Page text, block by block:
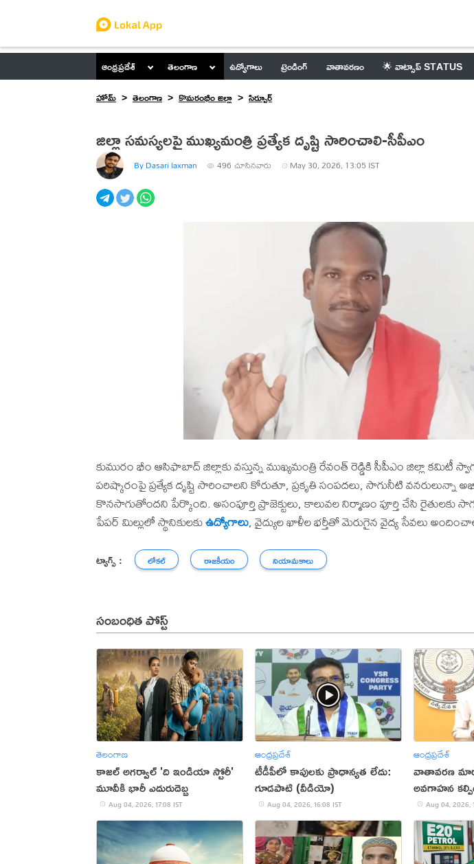
ఆంధ్రప్రదేశ్ తెలంగాణ ఉద్యోగాలు ట్రెండింగ్ వాతావరణం 🌟 వాట్సాప్ STATUS
హోమ్
తెలంగాణ కొమరంభీం జిల్లా సిర్పూర్
జిల్లా సమస్యలపై ముఖ్యమంత్రి ప్రత్యేక దృష్టి సారించాలి-సీపీఎం
By Dasari laxman 496 చూసినవారు May 30, 2026, 13:05 IST
కుమురం భీం ఆసిఫాబాద్ జిల్లాకు వస్తున్న ముఖ్యమంత్రి రేవంత్ రెడ్డికి సీపీఎం జిల్లా కమిటీ
పరిష్కారంపై ప్రత్యేక దృష్టి సారించాలని కోరుతూ, ప్రకృతి సంపదలు, సాగునీటి వనరులున్నా
కొనసాగుతోందని పేర్కొంది. అసంపూర్తి ప్రాజెక్టులు, కాలువల నిర్మాణం పూర్తి చేసి రైతులకు
పేపర్ మిల్లులో స్థానికులకుఉద్యోగాలు, వైద్యుల ఖాళీల భర్తీతో మెరుగైన వైద్య సేవలు
ట్యాగ్స్ : లోకల్ రాజకీయం నియామకాలు
సంబంధిత పోస్ట్
తెలంగాణ
కాజల్ అగర్వాల్ 'ది ఇండియా స్టోరీ'
మూవీకి భారీ ఎదురుదెబ్బ
Aug 04, 2026, 17:08 IST
ఆంధ్రప్రదేశ్
టీడీపీలో కాపులకు ప్రాధాన్యత లేదు:
గూడపాటి (వీడియో)
Aug 04, 2026, 16:08 IST
ఆంధ్రప్రదేశ్
వాతావరణ
అవగాహన
Aug 04, 2026,